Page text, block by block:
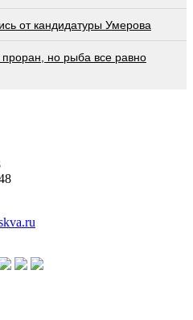
от кандидатуры Умерова
но рыба все равно